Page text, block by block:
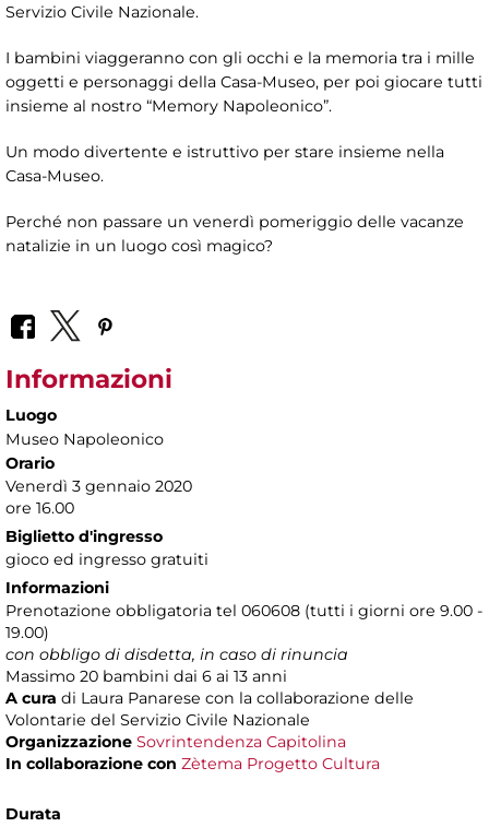
Servizio Civile Nazionale.
I bambini viaggeranno con gli occhi e la memoria tra i mille
oggetti e personaggi della Casa-Museo, per poi giocare tutti
insieme al nostro “Memory Napoleonico”.
Un modo divertente e istruttivo per stare insieme nella
Casa-Museo.
Perché non passare un venerdì pomeriggio delle vacanze
natalizie in un luogo così magico?
Informazioni
Luogo
Museo Napoleonico
Orario
Venerdì 3 gennaio 2020
ore 16.00
Biglietto d'ingresso
gioco ed ingresso gratuiti
Informazioni
Prenotazione obbligatoria tel 060608 (tutti i giorni ore 9.00 -
19.00)
con obbligo di disdetta, in caso di rinuncia
Massimo 20 bambini dai 6 ai 13 anni
A cura di Laura Panarese con la collaborazione delle
Volontarie del Servizio Civile Nazionale
Organizzazione Sovrintendenza Capitolina
In collaborazione con Zètema Progetto Cultura
Durata